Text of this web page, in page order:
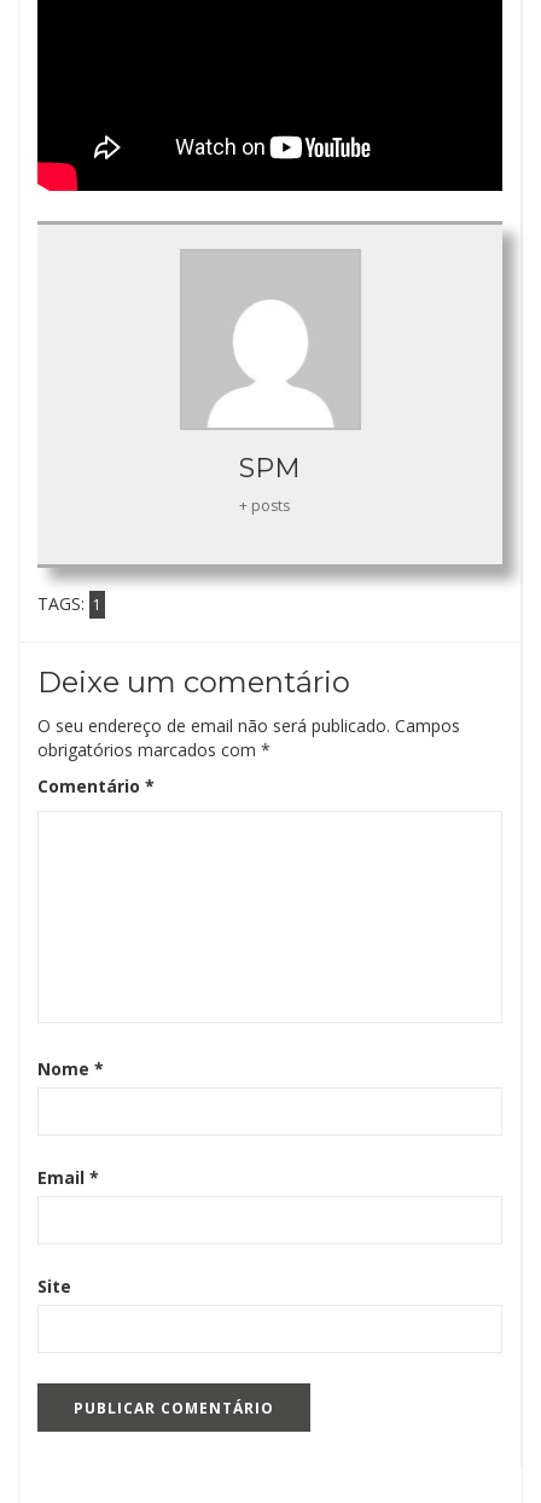
SPM
+ posts
TAGS: 1
Deixe um comentário
O seu endereço de email não será publicado. Campos
obrigatórios marcados com *
Comentário *
Nome *
Email *
Site